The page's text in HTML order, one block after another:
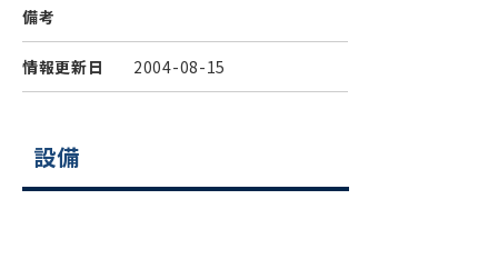
備考
情報更新日 2004-08-15
設備